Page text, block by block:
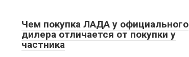
Чем покупка ЛАДА у официального
дилера отличается от покупки у
частника